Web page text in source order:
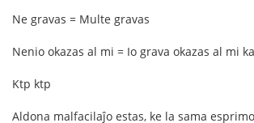
Ne gravas = Multe gravas
Nenio okazas al mi = Io grava okazas al mi
Ktp ktp
Aldona malfacilaĵo estas, ke la sama